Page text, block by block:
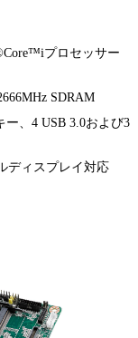
プロセッサー
SDRAM
ー、4 USB 3.0および3
ディスプレイ対応